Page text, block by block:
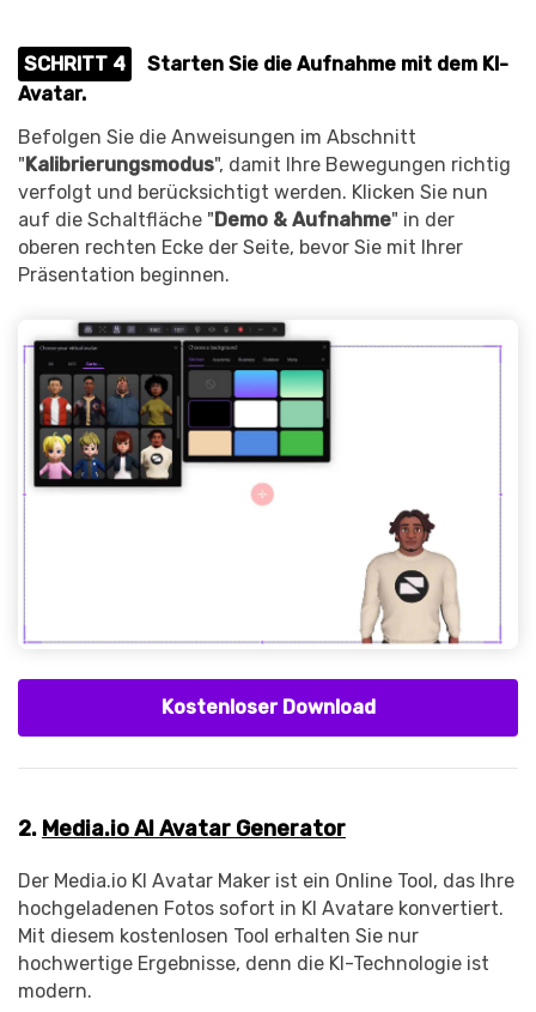
SCHRITT 4
Starten Sie die Aufnahme mit dem KI-
Avatar.
Befolgen Sie die Anweisungen im Abschnitt
"Kalibrierungsmodus", damit Ihre Bewegungen richtig
verfolgt und berücksichtigt werden. Klicken Sie nun
auf die Schaltfläche "Demo & Aufnahme" in der
oberen rechten Ecke der Seite, bevor Sie mit Ihrer
Präsentation beginnen.
Kostenloser Download
2. Media.io AI Avatar Generator
Der Media.io KI Avatar Maker ist ein Online Tool, das Ihre
hochgeladenen Fotos sofort in KI Avatare konvertiert.
Mit diesem kostenlosen Tool erhalten Sie nur
hochwertige Ergebnisse, denn die KI-Technologie ist
modern.